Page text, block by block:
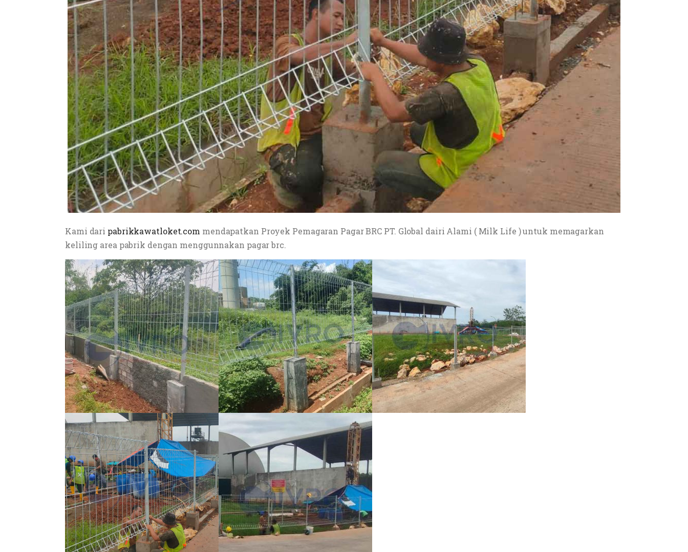
Kami dari pabrikkawatloket.com mendapatkan Proyek Pemagaran Pagar BRC PT. Global dairi Alami ( Milk Life ) untuk memagarkan
keliling area pabrik dengan menggunnakan pagar brc.